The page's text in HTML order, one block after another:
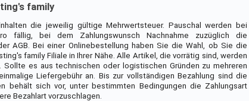
family
die jeweilig gültige Mehrwertsteuer. Pauschal werden bei
fällig, bei dem Zahlungswunsch Nachnahme zuzüglich die
AGB. Bei einer Onlinebestellung haben Sie die Wahl, ob Sie die
family Filiale in Ihrer Nähe. Alle Artikel, die vorrätig sind, werden
es aus technischen oder logistischen Gründen zu mehreren
Liefergebühr an. Bis zur vollständigen Bezahlung sind die
behält sich vor, unter bestimmten Bedingungen die Zahlungsart
Bezahlart vorzuschlagen.